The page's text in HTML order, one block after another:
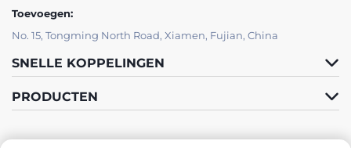
Toevoegen:
No. 15, Tongming North Road, Xiamen, Fujian, China
SNELLE KOPPELINGEN
PRODUCTEN